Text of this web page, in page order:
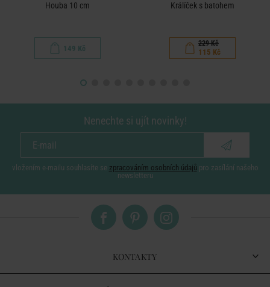
Houba 10 cm
149 Kč
Králíček s batohem
229 Kč
115 Kč
Nenechte si ujít novinky!
vložením e-mailu souhlasíte se zpracováním osobních údajů pro zasílání našeho
newsletteru
KONTAKTY